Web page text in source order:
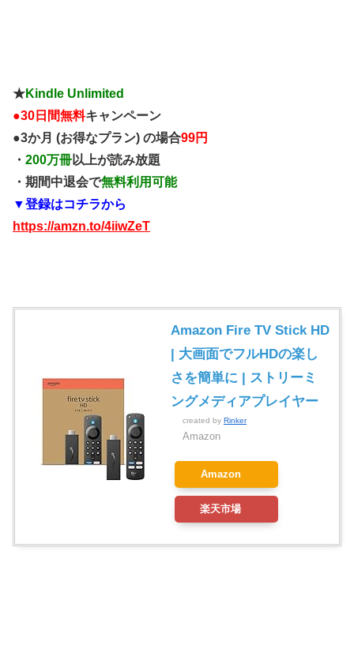
★Kindle Unlimited
●30日間無料キャンペーン
●3か月 (お得なプラン) の場合99円
・ 200万冊以上が読み放題
・期間中退会で無料利用可能
▼登録はコチラから
https://amzn.to/4iiwZeT
Amazon Fire TV Stick HD
| 大画面でフルHDの楽し
さを簡単に | ストリーミ
ングメディアプレイヤー
created by Rinker
Amazon
Amazon
楽天市場